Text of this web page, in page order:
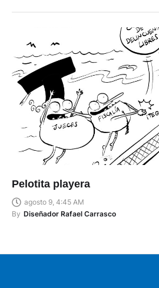
Pelotita playera
agosto 9, 4:45 AM
By Diseñador Rafael Carrasco